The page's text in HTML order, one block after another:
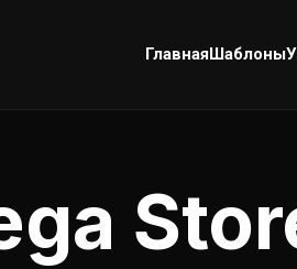
ГлавнаяШаблоны